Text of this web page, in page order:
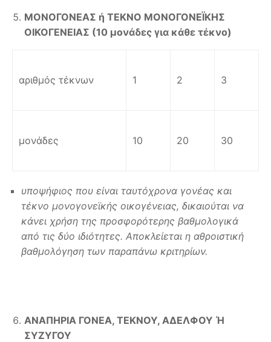
ΜΟΝΟΓΟΝΕΑΣ ή ΤΕΚΝΟ ΜΟΝΟΓΟΝΕΪΚΗΣ
ΟΙΚΟΓΕΝΕΙΑΣ (10 μονάδες για κάθε τέκνο)
αριθμός τέκνων 1 2 3
μονάδες 10 20 30
υποψήφιος που είναι ταυτόχρονα γονέας και
τέκνο μονογονεϊκής οικογένειας, δικαιούται να
κάνει χρήση της προσφορότερης βαθμολογικά
από τις δύο ιδιότητες. Αποκλείεται η αθροιστική
βαθμολόγηση των παραπάνω κριτηρίων.
ΑΝΑΠΗΡΙΑ ΓΟΝΕΑ, ΤΕΚΝΟΥ, ΑΔΕΛΦΟΥ Ή
ΣΥΖΥΓΟΥ